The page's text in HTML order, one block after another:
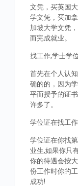
文凭，买英国
学文凭，买加
加坡大学文凭
而完成就业。
找工作,学士学
首先在个人认
确的的，因为
平而授予的证
许多了。
学位证在找工
学位证在你找
业生,如果你只
你的待遇会按
份工作时你的
成功!